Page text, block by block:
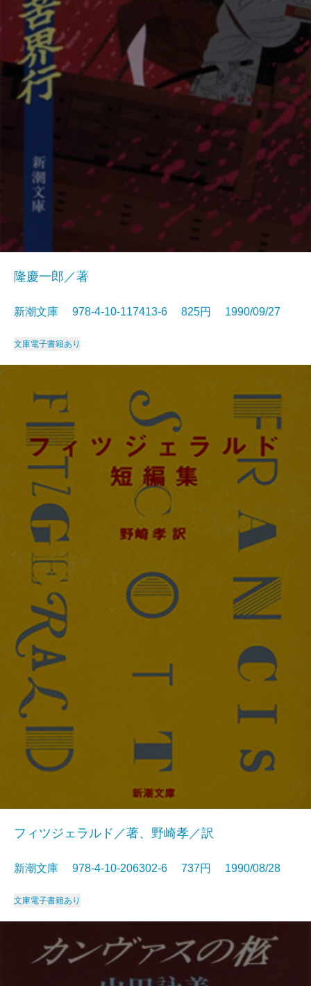
隆慶一郎／著
新潮文庫 978-4-10-117413-6 825円 1990/09/27
文庫電子書籍あり
フィツジェラルド／著、野崎孝／訳
新潮文庫 978-4-10-206302-6 737円 1990/08/28
文庫電子書籍あり